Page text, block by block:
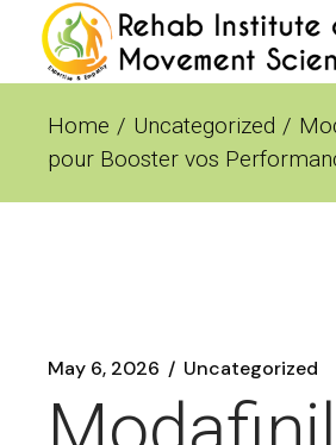
content
Home
Uncategorized
pour Booster vos
May 6, 2026 Uncategorized